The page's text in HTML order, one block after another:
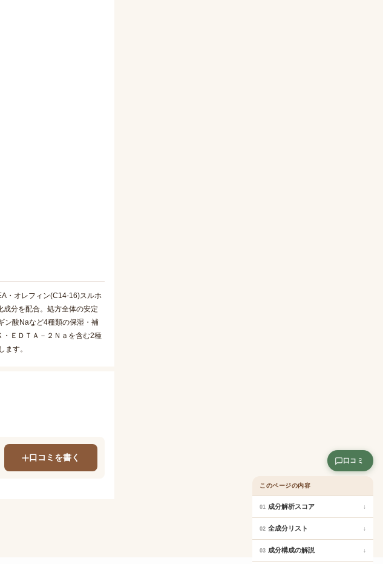
・オレフィン(C14-16)スルホ
分を配合。処方全体の安定
ン酸Naなど4種類の保湿・補
ＥＤＴＡ－２Ｎａを含む2種
す。
口コミを書く 口コミ
このページの内容
01 成分解析スコア ↓
02 全成分リスト ↓
03 成分構成の解説 ↓